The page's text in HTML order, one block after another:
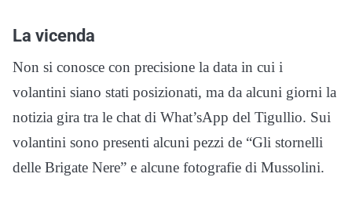
La vicenda
Non si conosce con precisione la data in cui i
volantini siano stati posizionati, ma da alcuni giorni la
notizia gira tra le chat di What’sApp del Tigullio. Sui
volantini sono presenti alcuni pezzi de “Gli stornelli
delle Brigate Nere” e alcune fotografie di Mussolini.